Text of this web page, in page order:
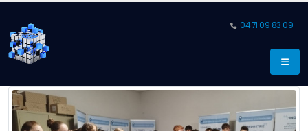
04 71 09 83 09